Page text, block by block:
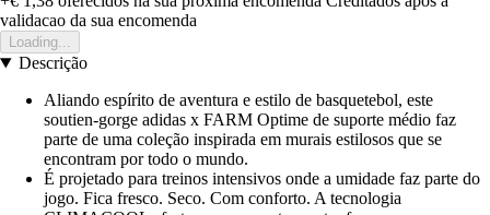
validacao da sua encomenda
Loading...
Descrição
Aliando espírito de aventura e estilo de basquetebol, este
soutien-gorge adidas x FARM Optime de suporte médio faz
parte de uma coleção inspirada em murais estilosos que se
encontram por todo o mundo.
É projetado para treinos intensivos onde a umidade faz parte do
jogo. Fica fresco. Seco. Com conforto. A tecnologia